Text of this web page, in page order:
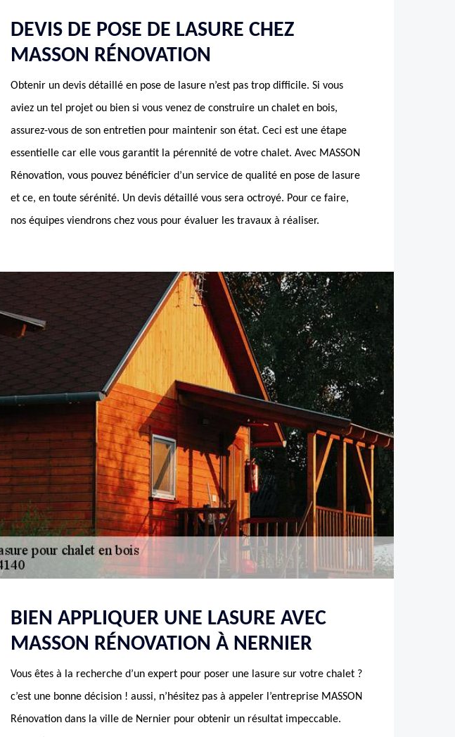
DEVIS DE POSE DE LASURE CHEZ
MASSON RÉNOVATION
Obtenir un devis détaillé en pose de lasure n’est pas trop difficile. Si vous
aviez un tel projet ou bien si vous venez de construire un chalet en bois,
assurez-vous de son entretien pour maintenir son état. Ceci est une étape
essentielle car elle vous garantit la pérennité de votre chalet. Avec MASSON
Rénovation, vous pouvez bénéficier d’un service de qualité en pose de lasure
et ce, en toute sérénité. Un devis détaillé vous sera octroyé. Pour ce faire,
nos équipes viendrons chez vous pour évaluer les travaux à réaliser.
BIEN APPLIQUER UNE LASURE AVEC
MASSON RÉNOVATION À NERNIER
Vous êtes à la recherche d’un expert pour poser une lasure sur votre chalet ?
c’est une bonne décision ! aussi, n’hésitez pas à appeler l’entreprise MASSON
Rénovation dans la ville de Nernier pour obtenir un résultat impeccable.